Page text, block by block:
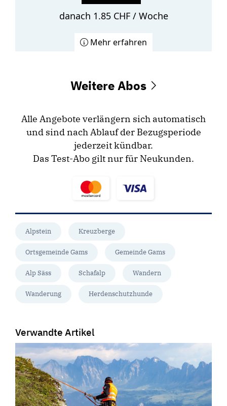
danach 1.85 CHF / Woche
Mehr erfahren
Weitere Abos
Alle Angebote verlängern sich automatisch
und sind nach Ablauf der Bezugsperiode
jederzeit kündbar.
Das Test-Abo gilt nur für Neukunden.
Alpstein Kreuzberge
Ortsgemeinde Gams Gemeinde Gams
Alp Säss Schafalp Wandern
Wanderung Herdenschutzhunde
Verwandte Artikel